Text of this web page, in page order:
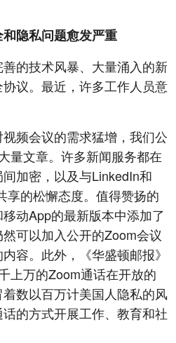
隐私问题愈发严重
的技术风暴、大量涌入的新
议。最近，许多工作人员意
频会议的需求猛增，我们公
量文章。许多新闻服务都在
加密，以及与LinkedIn和
享的松懈态度。值得赞扬的
动App的最新版本中添加了
可以加入公开的Zoom会议
容。此外，《华盛顿邮报》
上万的Zoom通话在开放的
数以百万计美国人隐私的风
的方式开展工作、教育和社